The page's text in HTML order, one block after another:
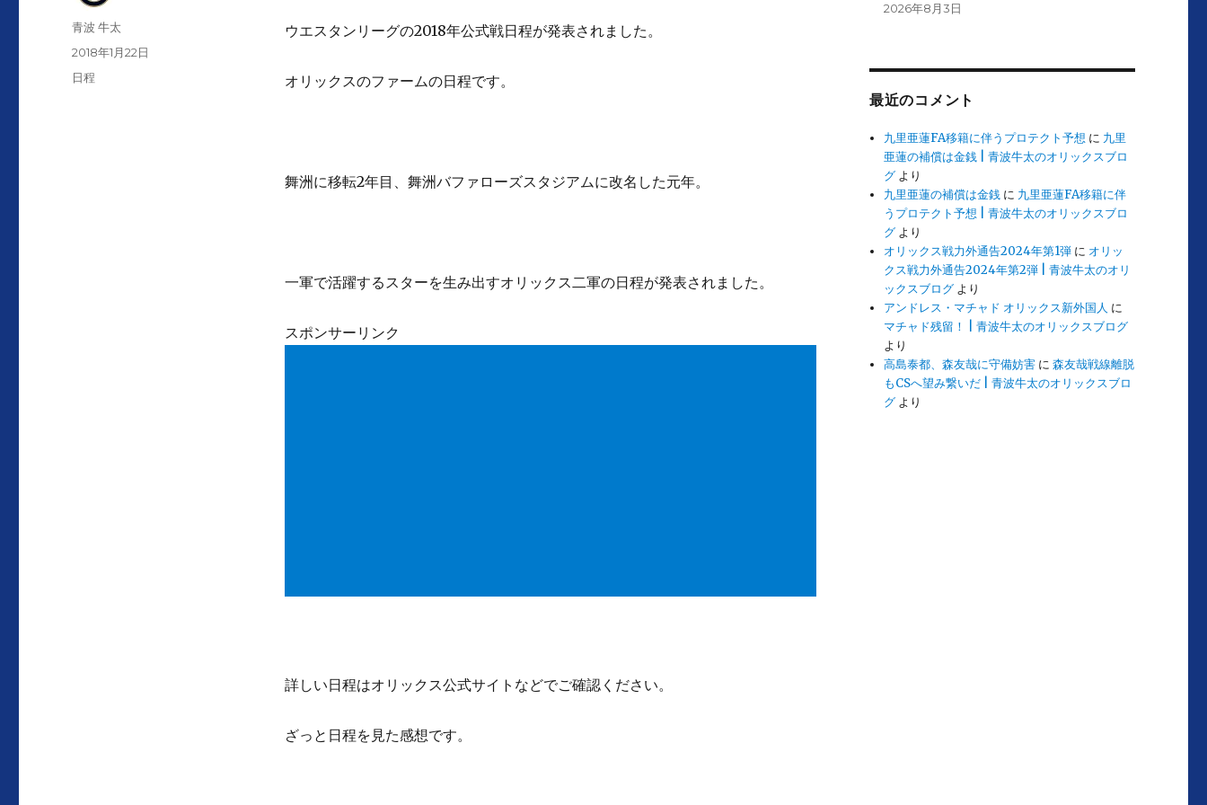
ウエスタンリーグの2018年公式戦日程が発表されました。
オリックスのファームの日程です。
舞洲に移転2年目、舞洲バファローズスタジアムに改名した元年。
一軍で活躍するスターを生み出すオリックス二軍の日程が発表されました。
スポンサーリンク
詳しい日程はオリックス公式サイトなどでご確認ください。
ざっと日程を見た感想です。
投
青波 牛太
投
稿
2018年1月22日
カ
日程
2026年8月3日
最近のコメント
九里亜蓮FA移籍に伴うプロテクト予想 に 九里
亜蓮の補償は金銭 | 青波牛太のオリックスブロ
グ より
九里亜蓮の補償は金銭 に 九里亜蓮FA移籍に伴
うプロテクト予想 | 青波牛太のオリックスブロ
グ より
オリックス戦力外通告2024年第1弾 に オリッ
クス戦力外通告2024年第2弾 | 青波牛太のオリ
ックスブログ より
アンドレス・マチャド オリックス新外国人 に
マチャド残留！ | 青波牛太のオリックスブログ
より
高島泰都、森友哉に守備妨害 に森友哉戦線離脱
もCSへ望み繋いだ | 青波牛太のオリックスブロ
グ より